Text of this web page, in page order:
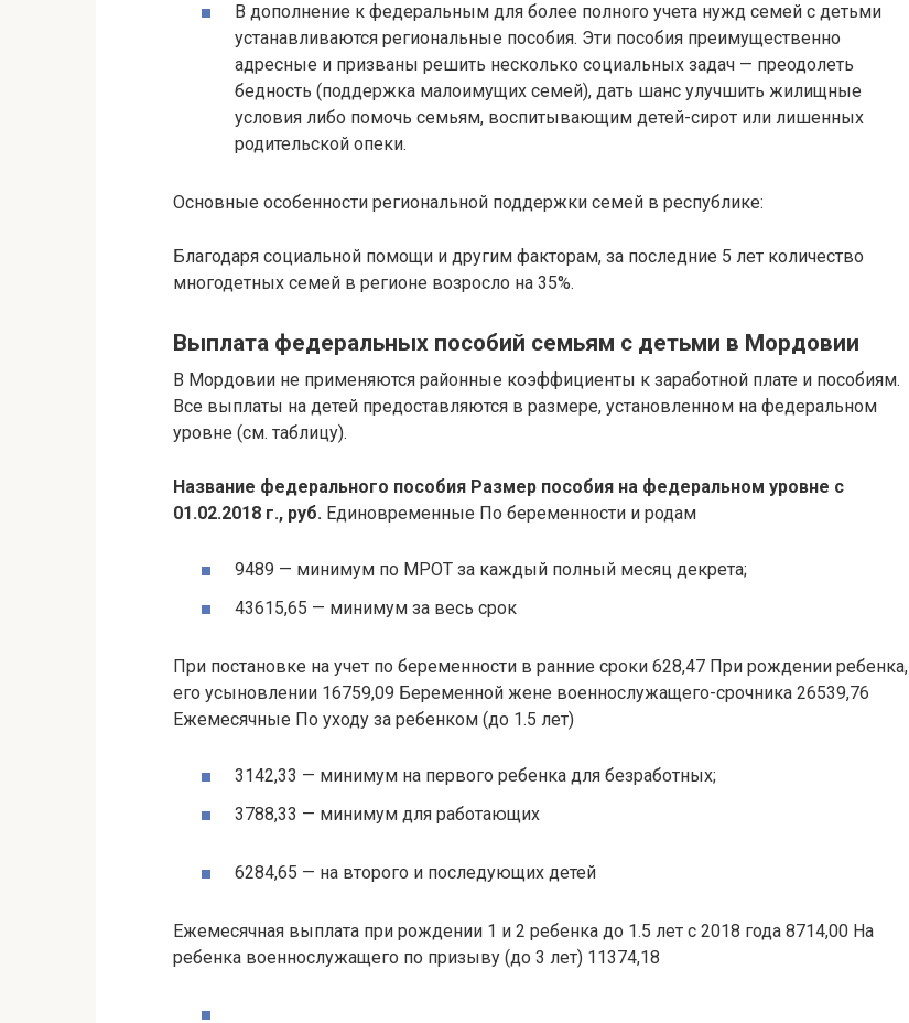
В дополнение к федеральным для более полного учета нужд семей с детьми
устанавливаются региональные пособия. Эти пособия преимущественно
адресные и призваны решить несколько социальных задач — преодолеть
бедность (поддержка малоимущих семей), дать шанс улучшить жилищные
условия либо помочь семьям, воспитывающим детей-сирот или лишенных
родительской опеки.
Основные особенности региональной поддержки семей в республике:
Благодаря социальной помощи и другим факторам, за последние 5 лет количество
многодетных семей в регионе возросло на 35%.
Выплата федеральных пособий семьям с детьми в Мордовии
В Мордовии не применяются районные коэффициенты к заработной плате и пособиям.
Все выплаты на детей предоставляются в размере, установленном на федеральном
уровне (см. таблицу).
Название федерального пособия Размер пособия на федеральном уровне с
01.02.2018 г., руб. Единовременные По беременности и родам
9489 — минимум по МРОТ за каждый полный месяц декрета;
43615,65 — минимум за весь срок
При постановке на учет по беременности в ранние сроки 628,47 При рождении ребенка,
его усыновлении 16759,09 Беременной жене военнослужащего-срочника 26539,76
Ежемесячные По уходу за ребенком (до 1.5 лет)
3142,33 — минимум на первого ребенка для безработных;
3788,33 — минимум для работающих
6284,65 — на второго и последующих детей
Ежемесячная выплата при рождении 1 и 2 ребенка до 1.5 лет с 2018 года 8714,00 На
ребенка военнослужащего по призыву (до 3 лет) 11374,18